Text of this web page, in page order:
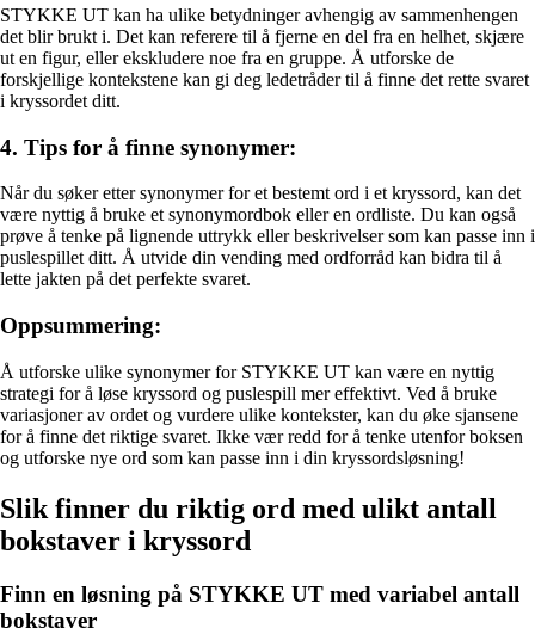
STYKKE UT kan ha ulike betydninger avhengig av sammenhengen
det blir brukt i. Det kan referere til å fjerne en del fra en helhet, skjære
ut en figur, eller ekskludere noe fra en gruppe. Å utforske de
forskjellige kontekstene kan gi deg ledetråder til å finne det rette svaret
i kryssordet ditt.
4. Tips for å finne synonymer:
Når du søker etter synonymer for et bestemt ord i et kryssord, kan det
være nyttig å bruke et synonymordbok eller en ordliste. Du kan også
prøve å tenke på lignende uttrykk eller beskrivelser som kan passe inn i
puslespillet ditt. Å utvide din vending med ordforråd kan bidra til å
lette jakten på det perfekte svaret.
Oppsummering:
Å utforske ulike synonymer for STYKKE UT kan være en nyttig
strategi for å løse kryssord og puslespill mer effektivt. Ved å bruke
variasjoner av ordet og vurdere ulike kontekster, kan du øke sjansene
for å finne det riktige svaret. Ikke vær redd for å tenke utenfor boksen
og utforske nye ord som kan passe inn i din kryssordsløsning!
Slik finner du riktig ord med ulikt antall
bokstaver i kryssord
Finn en løsning på STYKKE UT med variabel antall
bokstaver